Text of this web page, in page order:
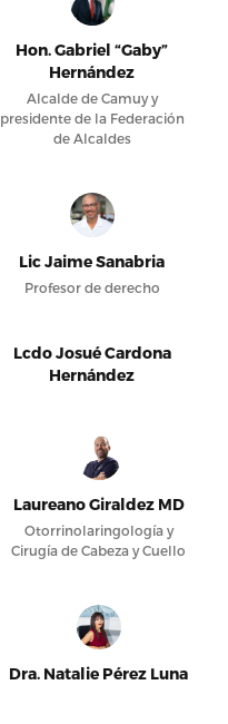
Hon. Gabriel “Gaby”
Hernández
Alcalde de Camuy y
presidente de la Federación
de Alcaldes
Lic Jaime Sanabria
Profesor de derecho
Lcdo Josué Cardona
Hernández
Laureano Giraldez MD
Otorrinolaringología y
Cirugía de Cabeza y Cuello
Dra. Natalie Pérez Luna